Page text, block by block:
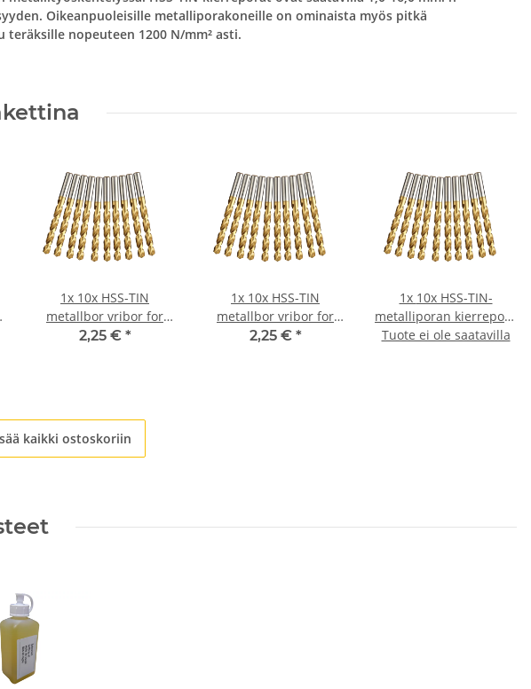
Oikeanpuoleisille metalliporakoneille on ominaista myös pitkä
nopeuteen 1200 N/mm² asti.
1x 10x HSS-TIN
metallbor vribor for
trådløs skrutrekker/bor
2,25 € *
1x 10x HSS-TIN
metallbor vribor for
trådløs skrutrekker/bor
2,25 € *
1x 10x HSS-TIN-
metalliporan kierrepora
langattomalle
Tuote ei ole saatavilla
kaikki ostoskoriin